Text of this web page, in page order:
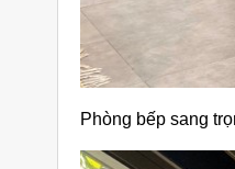
Phòng bếp sang